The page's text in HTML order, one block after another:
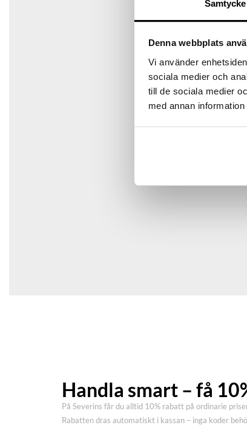
Samtycke
Denna webbplats
Vi använder
sociala medier och
till de sociala medier
med annan
Spara mitt namn, min e-postadress och
Handla smart – få
På Severins får du alltid 10% rabatt på ordinarie
Rabatten dras automatiskt i kassan – inga koder